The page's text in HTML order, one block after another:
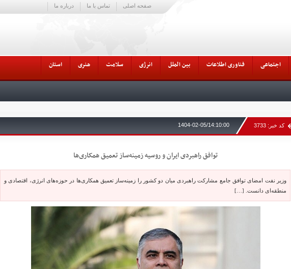
صفحه اصلی تماس با ما درباره ما
اجتماعی فناوری اطلاعات بین الملل انرژی سلامت هنری استان
کد خبر: 3733 1404-02-05/14:10:00
توافق راهبردی ایران و روسیه زمینه‌ساز تعمیق همکاری‌ها
وزیر نفت امضای توافق جامع مشارکت راهبردی میان دو کشور را زمینه‌ساز تعمیق همکاری‌ها در حوزه‌های انرژی، اقتصادی و
منطقه‌ای دانست. […]